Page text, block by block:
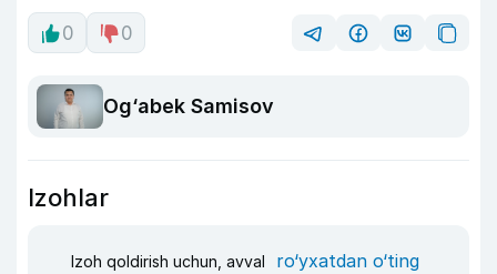
0 0
Og‘abek Samisov
Izohlar
Izoh qoldirish uchun, avval ro‘yxatdan o‘ting